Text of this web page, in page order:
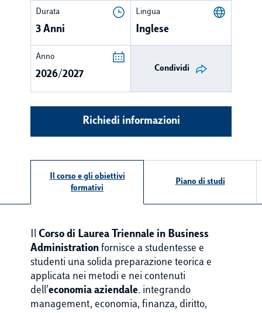
Durata
3 Anni
Lingua
Inglese
Anno
2026/2027
Condividi
Richiedi informazioni
Il corso e gli obiettivi
formativi
Piano di studi
Il Corso di Laurea Triennale in Business
Administration fornisce a studentesse e
studenti una solida preparazione teorica e
applicata nei metodi e nei contenuti
dell’economia aziendale. integrando
management, economia, finanza, diritto,